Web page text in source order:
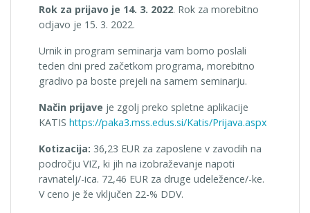
Rok za prijavo je 14. 3. 2022. Rok za morebitno
odjavo je 15. 3. 2022.
Urnik in program seminarja vam bomo poslali
teden dni pred začetkom programa, morebitno
gradivo pa boste prejeli na samem seminarju.
Način prijave je zgolj preko spletne aplikacije
KATIS https://paka3.mss.edus.si/Katis/Prijava.aspx
Kotizacija: 36,23 EUR za zaposlene v zavodih na
področju VIZ, ki jih na izobraževanje napoti
ravnatelj/-ica. 72,46 EUR za druge udeležence/-ke.
V ceno je že vključen 22-% DDV.